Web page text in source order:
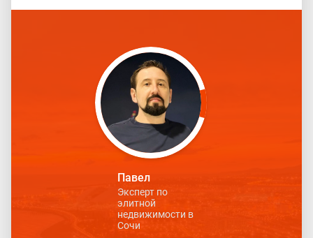
Павел
Эксперт по
элитной
недвижимости в
Сочи